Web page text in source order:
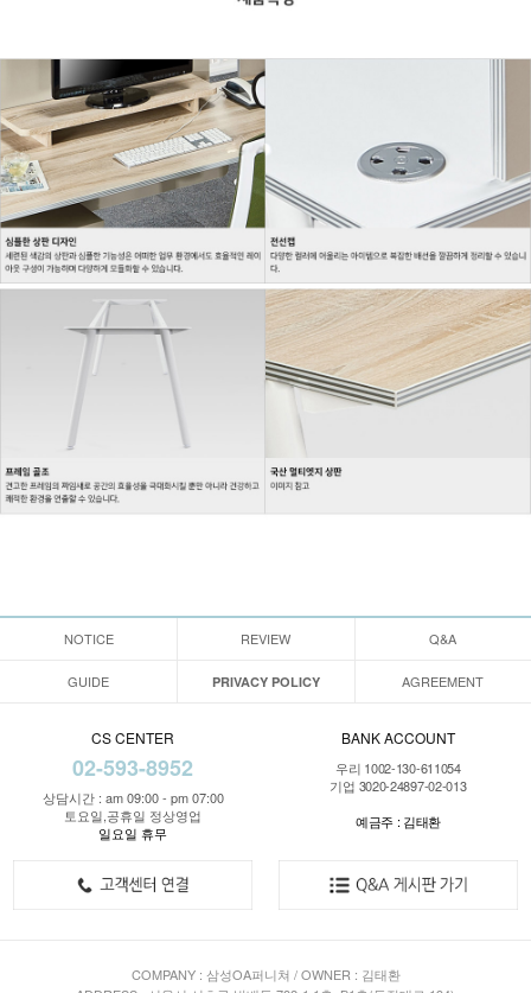
NOTICE REVIEW Q&A
GUIDE PRIVACY POLICY AGREEMENT
CS CENTER
02-593-8952
상담시간 : am 09:00 - pm 07:00
토요일,공휴일 정상영업
일요일 휴무
BANK ACCOUNT
우리 1002-130-611054
기업 3020-24897-02-013
예금주 : 김태환
COMPANY : 삼성OA퍼니쳐 / OWNER : 김태환